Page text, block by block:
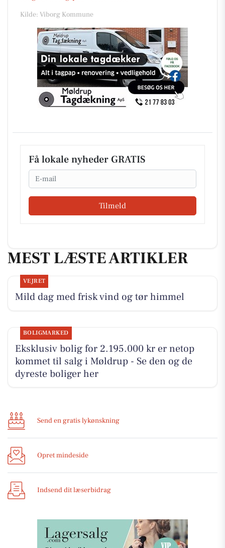
Kilde: Viborg Kommune
Få lokale nyheder GRATIS
Email
Tilmeld
MEST LÆSTE ARTIKLER
VEJRET
Mild dag med frisk vind og tør himmel
BOLIGMARKED
Eksklusiv bolig for 2.195.000 kr er netop
kommet til salg i Møldrup - Se den og de
dyreste boliger her
Send en gratis lykønskning
Opret mindeside
Indsend dit læserbidrag